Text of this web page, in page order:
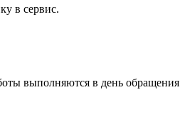
в сервис.
выполняются в день